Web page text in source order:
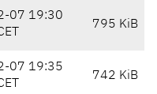
07 19:30
795 KiB
07 19:35
742 KiB